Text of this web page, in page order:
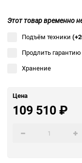
Этот товар временно
Подъём техники
Продлить гарантию
Хранение
Цена
109 510₽